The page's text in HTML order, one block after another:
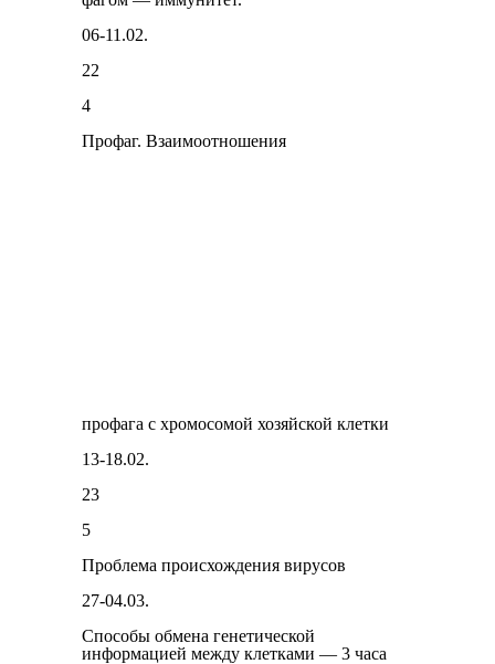
06-11.02.
22
4
Профаг. Взаимоотношения
профага с хромосомой хозяйской клетки
13-18.02.
23
5
Проблема происхождения вирусов
27-04.03.
Способы обмена генетической
информацией между клетками — 3 часа